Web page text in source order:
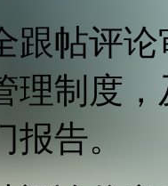
跟帖评
理制度
告。